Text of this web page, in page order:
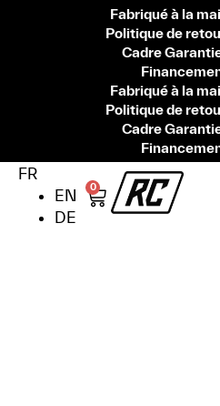
Fabriqué à la
Politique de
Cadre
Fabriqué à la
Politique de
Cadre
FR
EN
DE
0